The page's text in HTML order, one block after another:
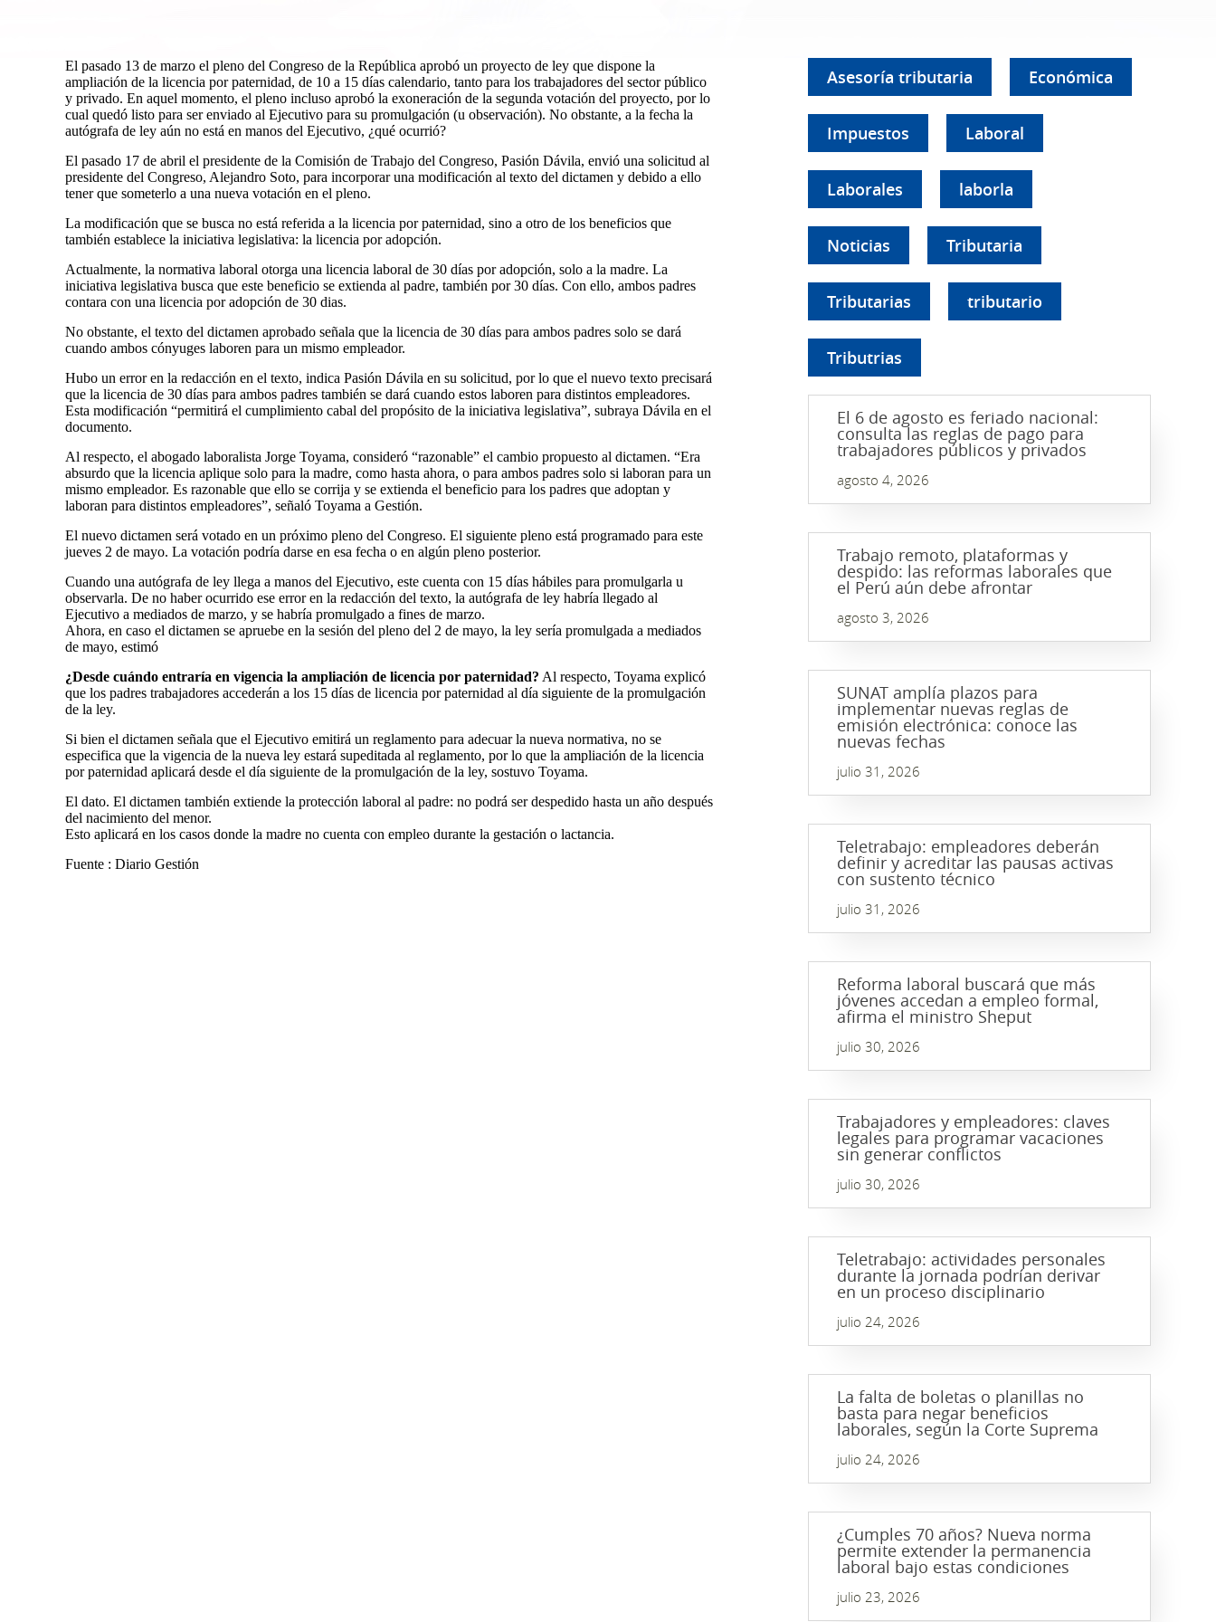
El pasado 13 de marzo el pleno del Congreso de la República aprobó un proyecto de ley que dispone la
ampliación de la licencia por paternidad, de 10 a 15 días calendario, tanto para los trabajadores del sector público
y privado. En aquel momento, el pleno incluso aprobó la exoneración de la segunda votación del proyecto, por lo
cual quedó listo para ser enviado al Ejecutivo para su promulgación (u observación). No obstante, a la fecha la
autógrafa de ley aún no está en manos del Ejecutivo, ¿qué ocurrió?
El pasado 17 de abril el presidente de la Comisión de Trabajo del Congreso, Pasión Dávila, envió una solicitud al
presidente del Congreso, Alejandro Soto, para incorporar una modificación al texto del dictamen y debido a ello
tener que someterlo a una nueva votación en el pleno.
La modificación que se busca no está referida a la licencia por paternidad, sino a otro de los beneficios que
también establece la iniciativa legislativa: la licencia por adopción.
Actualmente, la normativa laboral otorga una licencia laboral de 30 días por adopción, solo a la madre. La
iniciativa legislativa busca que este beneficio se extienda al padre, también por 30 días. Con ello, ambos padres
contara con una licencia por adopción de 30 dias.
No obstante, el texto del dictamen aprobado señala que la licencia de 30 días para ambos padres solo se dará
cuando ambos cónyuges laboren para un mismo empleador.
Hubo un error en la redacción en el texto, indica Pasión Dávila en su solicitud, por lo que el nuevo texto precisará
que la licencia de 30 días para ambos padres también se dará cuando estos laboren para distintos empleadores.
Esta modificación “permitirá el cumplimiento cabal del propósito de la iniciativa legislativa”, subraya Dávila en el
documento.
Al respecto, el abogado laboralista Jorge Toyama, consideró “razonable” el cambio propuesto al dictamen. “Era
absurdo que la licencia aplique solo para la madre, como hasta ahora, o para ambos padres solo si laboran para un
mismo empleador. Es razonable que ello se corrija y se extienda el beneficio para los padres que adoptan y
laboran para distintos empleadores”, señaló Toyama a Gestión.
El nuevo dictamen será votado en un próximo pleno del Congreso. El siguiente pleno está programado para este
jueves 2 de mayo. La votación podría darse en esa fecha o en algún pleno posterior.
Cuando una autógrafa de ley llega a manos del Ejecutivo, este cuenta con 15 días hábiles para promulgarla u
observarla. De no haber ocurrido ese error en la redacción del texto, la autógrafa de ley habría llegado al
Ejecutivo a mediados de marzo, y se habría promulgado a fines de marzo.
Ahora, en caso el dictamen se apruebe en la sesión del pleno del 2 de mayo, la ley sería promulgada a mediados
de mayo, estimó
¿Desde cuándo entraría en vigencia la ampliación de licencia por paternidad? Al respecto, Toyama explicó
que los padres trabajadores accederán a los 15 días de licencia por paternidad al día siguiente de la promulgación
de la ley.
Si bien el dictamen señala que el Ejecutivo emitirá un reglamento para adecuar la nueva normativa, no se
especifica que la vigencia de la nueva ley estará supeditada al reglamento, por lo que la ampliación de la licencia
por paternidad aplicará desde el día siguiente de la promulgación de la ley, sostuvo Toyama.
El dato. El dictamen también extiende la protección laboral al padre: no podrá ser despedido hasta un año después
del nacimiento del menor.
Esto aplicará en los casos donde la madre no cuenta con empleo durante la gestación o lactancia.
Fuente : Diario Gestión
Asesoría tributaria Económica
Impuestos Laboral
Laborales laborla
Noticias Tributaria
Tributarias tributario
Tributrias
El 6 de agosto es feriado nacional:
consulta las reglas de pago para
trabajadores públicos y privados
agosto 4, 2026
Trabajo remoto, plataformas y
despido: las reformas laborales que
el Perú aún debe afrontar
agosto 3, 2026
SUNAT amplía plazos para
implementar nuevas reglas de
emisión electrónica: conoce las
nuevas fechas
julio 31, 2026
Teletrabajo: empleadores deberán
definir y acreditar las pausas activas
con sustento técnico
julio 31, 2026
Reforma laboral buscará que más
jóvenes accedan a empleo formal,
afirma el ministro Sheput
julio 30, 2026
Trabajadores y empleadores: claves
legales para programar vacaciones
sin generar conflictos
julio 30, 2026
Teletrabajo: actividades personales
durante la jornada podrían derivar
en un proceso disciplinario
julio 24, 2026
La falta de boletas o planillas no
basta para negar beneficios
laborales, según la Corte Suprema
julio 24, 2026
¿Cumples 70 años? Nueva norma
permite extender la permanencia
laboral bajo estas condiciones
julio 23, 2026